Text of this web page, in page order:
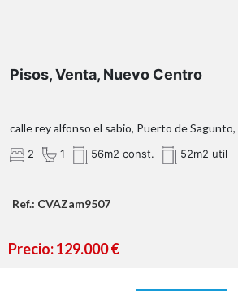
OBSERVACIONES:
Pisos, Venta, Nuevo Centro
calle rey alfonso el sabio, Puerto de Sagunto,
2 1 56m2 const. 52m2 util
Ref.: CVAZam9507
Precio: 129.000 €